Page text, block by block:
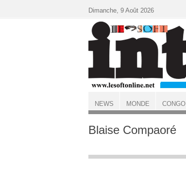
ACCUEIL
Blaise Compaoré
Dimanche, 9 Août 2026
NEWS MONDE CONGO